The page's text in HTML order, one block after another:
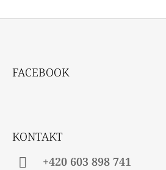
FACEBOOK
KONTAKT
+420 603 898 741